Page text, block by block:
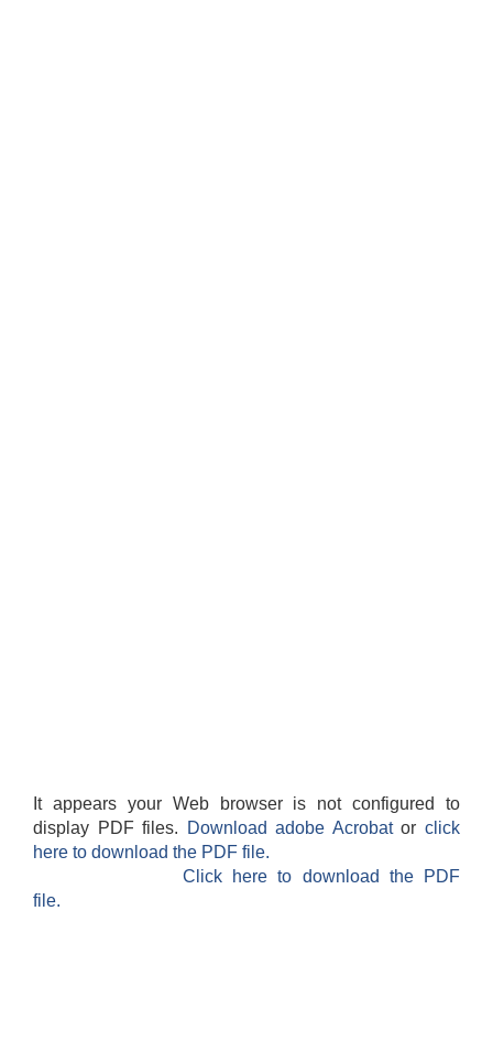
It appears your Web browser is not configured to
display PDF files.
Download adobe Acrobatorclick
here to download the PDF file.
Click here to download the PDF
file.